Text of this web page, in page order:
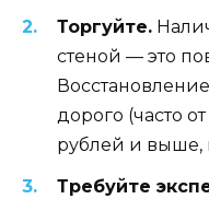
Торгуйте.
стеной — это
дорого (часто
рублей и выше,
Требуйте